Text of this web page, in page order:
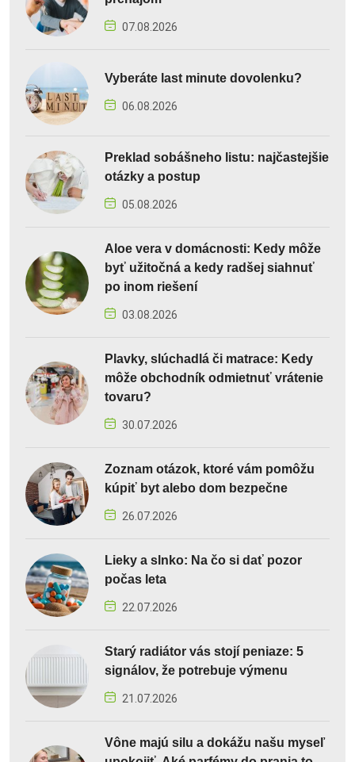
07.08.2026
Vyberáte last minute dovolenku?
06.08.2026
Preklad sobášneho listu: najčastejšie
otázky a postup
05.08.2026
Aloe vera v domácnosti: Kedy môže
byť užitočná a kedy radšej siahnuť
po inom riešení
03.08.2026
Plavky, slúchadlá či matrace: Kedy
môže obchodník odmietnuť vrátenie
tovaru?
30.07.2026
Zoznam otázok, ktoré vám pomôžu
kúpiť byt alebo dom bezpečne
26.07.2026
Lieky a slnko: Na čo si dať pozor
počas leta
22.07.2026
Starý radiátor vás stojí peniaze: 5
signálov, že potrebuje výmenu
21.07.2026
Vône majú silu a dokážu našu myseľ